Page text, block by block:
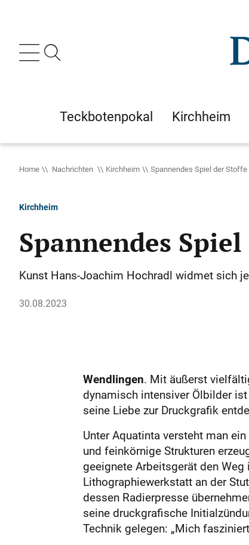
Teckbotenpokal Kirchheim
Home Nachrichten Kirchheim Spannendes Spiel der
Kirchheim
Spannendes
Kunst Hans-Joachim Hochradl widmet sich
30.08.2023
Wendlingen. Mit äußerst
dynamisch intensiver Ölbilder
seine Liebe zur Druckgrafik
Unter Aquatinta versteht man
und feinkörnige Strukturen
geeignete Arbeitsgerät den
Lithographiewerkstatt an der
dessen Radierpresse
seine druckgrafische
Technik gelegen: „Mich